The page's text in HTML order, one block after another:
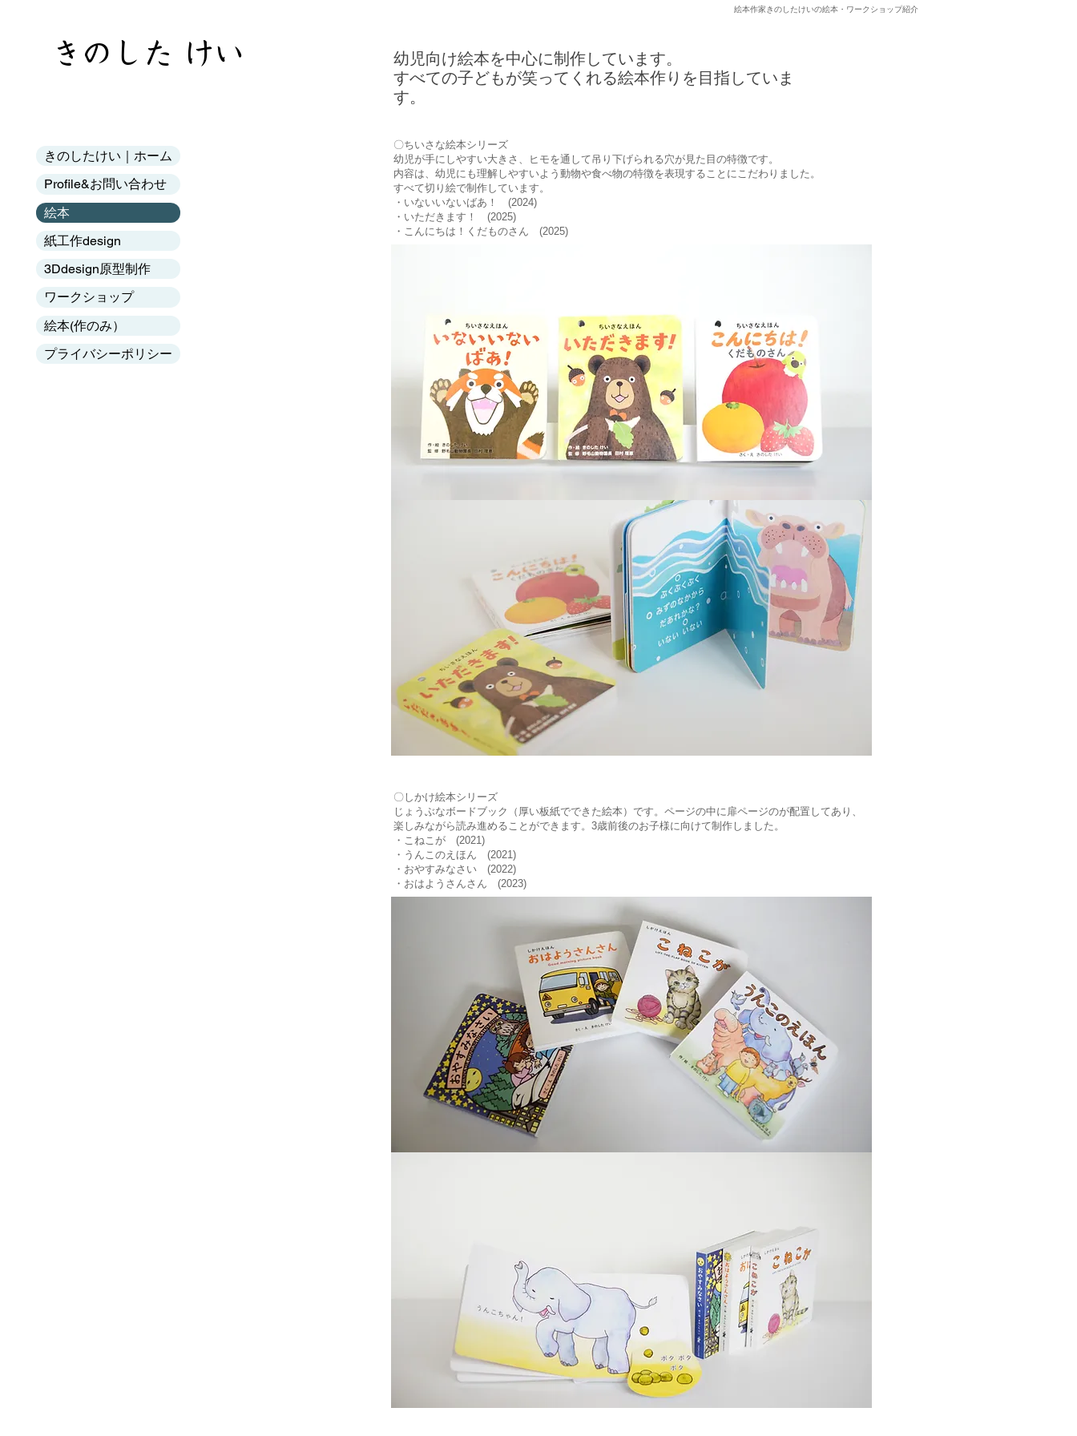
きのしたけい｜ホーム
Profile&お問い合わせ
絵本
紙工作design
3Ddesign原型制作
ワークショップ
絵本(作のみ）
プライバシーポリシー
​きのした けい
​絵本作家きのしたけいの絵本・ワークショップ紹介
幼児向け絵本を中心に制作しています。
​すべての子どもが笑ってくれる絵本作りを目指していま
す。
​〇ちいさな絵本シリーズ
幼児が手にしやすい大きさ、ヒモを通して吊り下げられる穴が見た目の特徴です。
内容は、幼児にも理解しやすいよう動物や食べ物の特徴を表現することにこだわりました。
​すべて切り絵で制作しています。
・いないいないばあ！ (2024)
・いただきます！ (2025)
​・こんにちは！くだものさん (2025)
​〇しかけ絵本シリーズ
じょうぶなボードブック（厚い板紙でできた絵本）です。ページの中に扉ページのが配置してあり、
​楽しみながら読み進めることができます。3歳前後のお子様に向けて制作しました。
・こねこが (2021)
・うんこのえほん (2021)
・おやすみなさい (2022)
​・おはようさんさん (2023)